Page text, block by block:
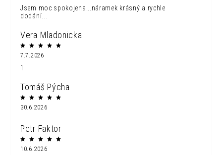
Jsem moc spokojena...náramek krásný a rychle
dodání...
Vera Mladonicka
7.7.2026
1
Tomáš Pýcha
30.6.2026
Petr Faktor
10.6.2026